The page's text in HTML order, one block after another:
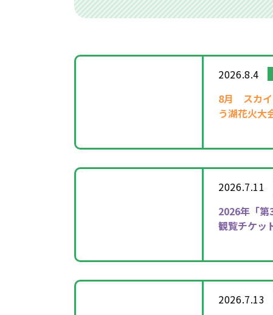
2026.8.4
8月 スカ
う湖花火大
2026.7.11
2026年 「
観覧チケッ
2026.7.13